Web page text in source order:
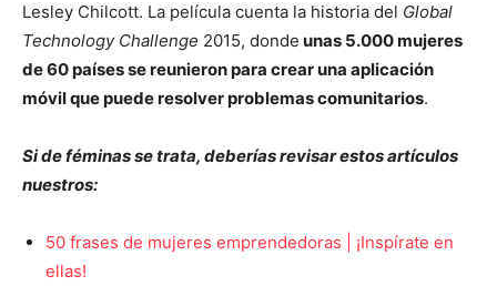
Lesley Chilcott. La película cuenta la historia del Global
Technology Challenge 2015, donde unas 5.000 mujeres
de 60 países se reunieron para crear una aplicación
móvil que puede resolver problemas comunitarios.
Si de féminas se trata, deberías revisar estos artículos
nuestros:
50 frases de mujeres emprendedoras | ¡Inspírate en
ellas!